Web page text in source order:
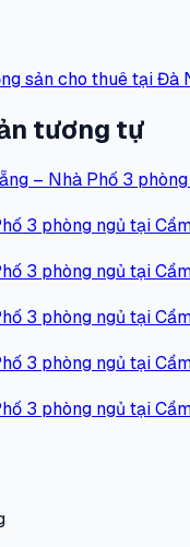
sản cho thuê tại Đà
tương tự